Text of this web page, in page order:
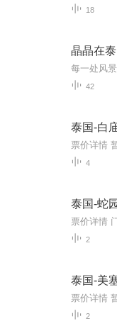
18
晶晶在泰
42
泰国-白
4
泰国-蛇园
2
泰国-美
2